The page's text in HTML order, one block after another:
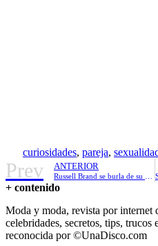
curiosidades, pareja,
Prev ANTERIOR
+ contenido
Moda y moda, revista por internet
celebridades, secretos, tips, trucos
reconocida por ©UnaDisco.com